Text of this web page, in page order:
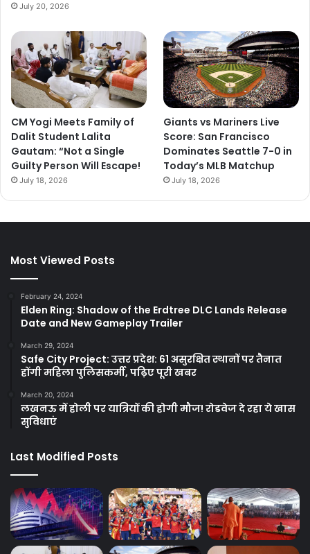
July 20, 2026
CM Yogi Meets Family of
Dalit Student Lalita
Gautam: “Not a Single
Guilty Person Will Escape!
July 18, 2026
Giants vs Mariners Live
Score: San Francisco
Dominates Seattle 7-0 in
Today’s MLB Matchup
July 18, 2026
Most Viewed Posts
February 24, 2024
Elden Ring: Shadow of the Erdtree DLC Lands Release
Date and New Gameplay Trailer
March 29, 2024
Safe City Project: उत्तर प्रदेश: 61 असुरक्षित स्थानों पर तैनात
होंगी महिला पुलिसकर्मी, पढ़िए पूरी खबर
March 20, 2024
लखनऊ में होली पर यात्रियों की होगी मौज! रोडवेज दे रहा ये खास
सुविधाएं
Last Modified Posts